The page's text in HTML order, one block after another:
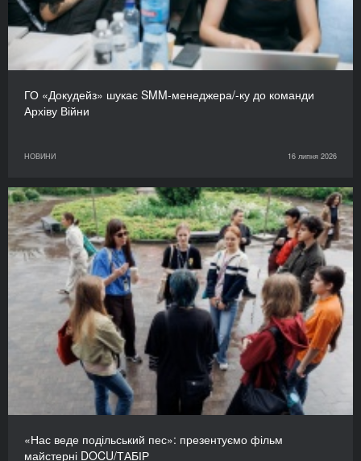
ГО «Докудейз» шукає SMM-менеджера/-ку до команди
Архіву Війни
НОВИНИ 16 липня 2026
«Нас веде подільський пес»: презентуємо фільм
майстерні DOCU/ТАБІР